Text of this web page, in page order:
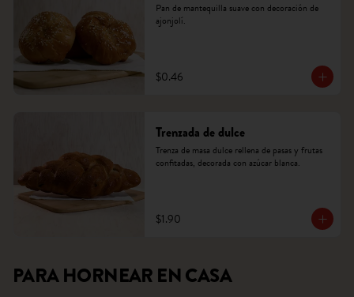
Pan de mantequilla suave con decoración de
ajonjolí.
$0.46
Trenzada de dulce
Trenza de masa dulce rellena de pasas y frutas
confitadas, decorada con azúcar blanca.
$1.90
PARA HORNEAR EN CASA